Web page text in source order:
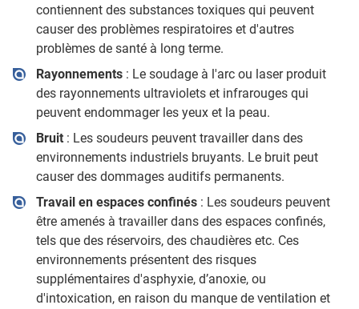
contiennent des substances toxiques qui peuvent
causer des problèmes respiratoires et d'autres
problèmes de santé à long terme.
Rayonnements : Le soudage à l'arc ou laser produit
des rayonnements ultraviolets et infrarouges qui
peuvent endommager les yeux et la peau.
Bruit : Les soudeurs peuvent travailler dans des
environnements industriels bruyants. Le bruit peut
causer des dommages auditifs permanents.
Travail en espaces confinés: Les soudeurs peuvent
être amenés à travailler dans des espaces confinés,
tels que des réservoirs, des chaudières etc. Ces
environnements présentent des risques
supplémentaires d'asphyxie, d’anoxie, ou
d'intoxication, en raison du manque de ventilation et